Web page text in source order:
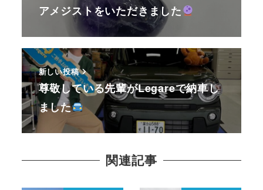
アメジストをいただきました
新しい投稿
尊敬している先輩がLegareで納車し
ました
関連記事